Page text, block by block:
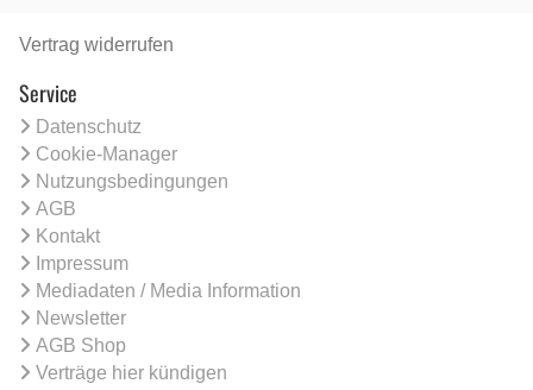
Vertrag widerrufen
Service
Datenschutz
Cookie-Manager
Nutzungsbedingungen
AGB
Kontakt
Impressum
Mediadaten / Media Information
Newsletter
AGB Shop
Verträge hier kündigen